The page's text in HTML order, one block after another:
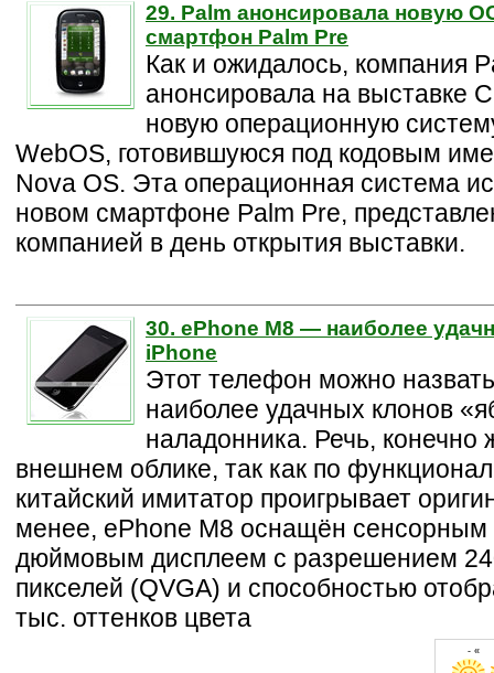
29. Palm анонсировала новую
смартфон Palm Pre
Как и ожидалось, компания
анонсировала на выставке
новую операционную
WebOS, готовившуюся под кодовым
Nova OS. Эта операционная система
новом смартфоне Palm Pre,
компанией в день открытия выставки.
30. ePhone M8 — наиболее
iPhone
Этот телефон можно
наиболее удачных клонов
наладонника. Речь, конечно
внешнем облике, так как по
китайский имитатор проигрывает
менее, ePhone M8 оснащён сенсорным
дюймовым дисплеем с разрешением
пикселей (QVGA) и способностью
тыс. оттенков цвета
- «